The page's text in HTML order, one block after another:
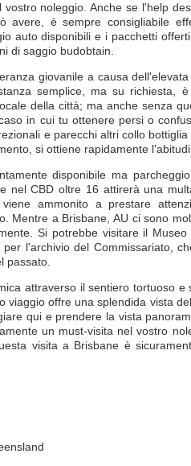
noleggio. Anche se l'help
è sempre consigliabile
auto disponibili e i pacchetti
di saggio budobtain.
giovanile a causa
semplice, ma su richiesta,
della città; ma anche senza
in cui tu ottenere persi o
e parecchi altri collo
si ottiene rapidamente
disponibile ma
nel CBD oltre 16 attirerà una
ammonito a prestare
Mentre a Brisbane, AU ci sono
Si potrebbe visitare il
l'archivio del Commissariato,
passato.
attraverso il sentiero tortuoso e
viaggio offre una splendida vista
qui e prendere la vista
un must-visita nel vostro
visita a Brisbane è